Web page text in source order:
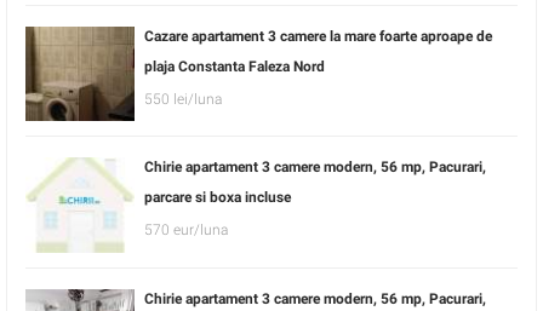
Cazare apartament 3 camere la mare foarte aproape de
plaja Constanta Faleza Nord
550 lei/luna
Chirie apartament 3 camere modern, 56 mp, Pacurari,
parcare si boxa incluse
570 eur/luna
Chirie apartament 3 camere modern, 56 mp, Pacurari,